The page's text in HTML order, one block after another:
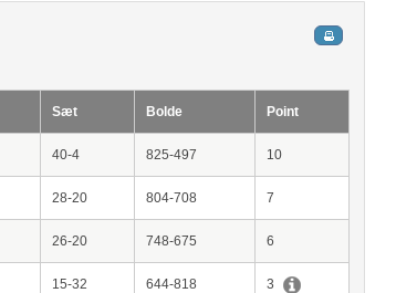
Sæt Bolde Point
40-4 825-497 10
28-20 804-708 7
26-20 748-675 6
15-32 644-818 3